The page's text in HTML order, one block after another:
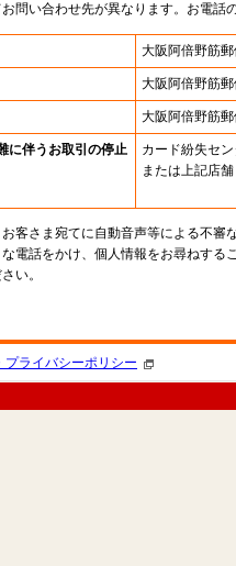
問い合わせ先が異なります。お電話
大阪阿倍野筋
大阪阿倍野筋
大阪阿倍野筋
に伴うお取引の停止
カード紛失セ
または上記店舗
客さま宛てに自動音声等による不審
電話をかけ、個人情報をお尋ねする
い。
プライバシーポリシー